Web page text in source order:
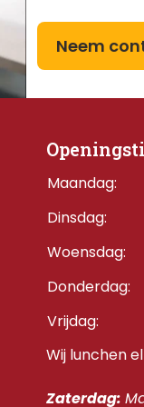
Neem
Maandag:
Dinsdag:
Woensdag:
Donderdag:
Vrijdag:
Wij lunchen
Zaterdag: